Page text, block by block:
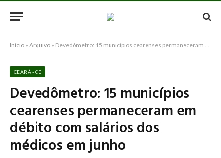
Início » Arquivo » Devedômetro: 15 municípios cearenses permaneceram em débito com salários dos médicos em junho
CEARÁ - CE
Devedômetro: 15 municípios
cearenses permaneceram em
débito com salários dos
médicos em junho